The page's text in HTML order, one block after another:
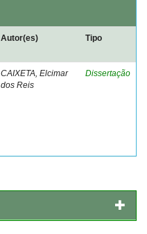
Autor(es) Tipo
CAIXETA, Elcimar
dos Reis
Dissertação